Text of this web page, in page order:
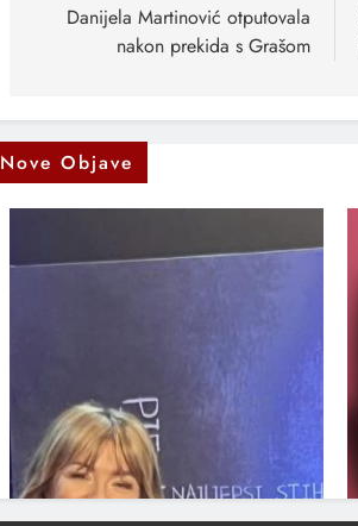
članaka
Danijela Martinović otputovala
nakon prekida s Grašom
Nove Objave